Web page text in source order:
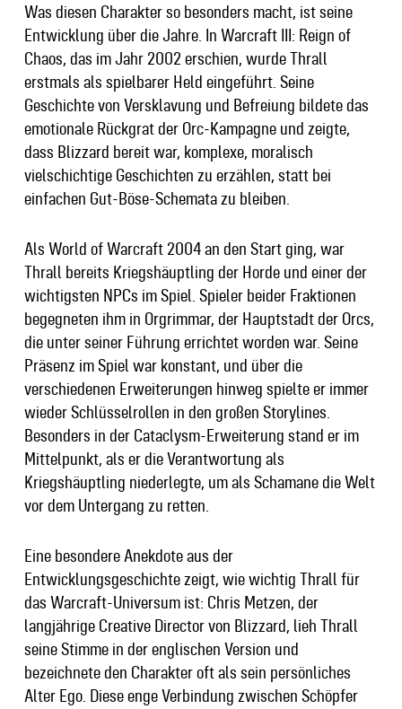
Was diesen Charakter so besonders macht, ist seine
Entwicklung über die Jahre. In Warcraft III: Reign of
Chaos, das im Jahr 2002 erschien, wurde Thrall
erstmals als spielbarer Held eingeführt. Seine
Geschichte von Versklavung und Befreiung bildete das
emotionale Rückgrat der Orc-Kampagne und zeigte,
dass Blizzard bereit war, komplexe, moralisch
vielschichtige Geschichten zu erzählen, statt bei
einfachen Gut-Böse-Schemata zu bleiben.
Als World of Warcraft 2004 an den Start ging, war
Thrall bereits Kriegshäuptling der Horde und einer der
wichtigsten NPCs im Spiel. Spieler beider Fraktionen
begegneten ihm in Orgrimmar, der Hauptstadt der Orcs,
die unter seiner Führung errichtet worden war. Seine
Präsenz im Spiel war konstant, und über die
verschiedenen Erweiterungen hinweg spielte er immer
wieder Schlüsselrollen in den großen Storylines.
Besonders in der Cataclysm-Erweiterung stand er im
Mittelpunkt, als er die Verantwortung als
Kriegshäuptling niederlegte, um als Schamane die Welt
vor dem Untergang zu retten.
Eine besondere Anekdote aus der
Entwicklungsgeschichte zeigt, wie wichtig Thrall für
das Warcraft-Universum ist: Chris Metzen, der
langjährige Creative Director von Blizzard, lieh Thrall
seine Stimme in der englischen Version und
bezeichnete den Charakter oft als sein persönliches
Alter Ego. Diese enge Verbindung zwischen Schöpfer